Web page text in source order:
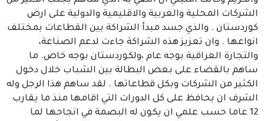
الشركات المحلية والعربية والاقليمية والدولية على ارض
كوردستان . والذي جسد مبدأ الشراكة بين القطاعات بمختلف
انواعها . وان تعزيز هذه الشراكة جاءت لدعم الصناعة،
والتجارة العراقية بوجه عام ،ولكوردستان بوجه خاص. ما
ساهم بالقضاء على بعض البطالة بين الشباب خلال دخول
الكثير من الشركات وبكل قطاعاتها . لقد ساهم هذا الرجل وله
الشرف ان يحافظ على كل الدورات التي اقامها منذ ما يقارب
12 عاما حسب علمي ان يكون له البصمة في انجاحها لما